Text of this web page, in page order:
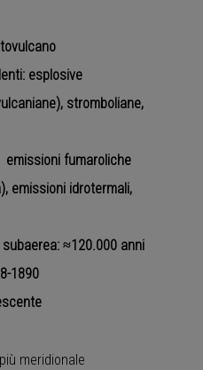
esplosive
stromboliane,
emissioni fumaroliche
emissioni idrotermali,
≈120.000 anni
1890
meridionale